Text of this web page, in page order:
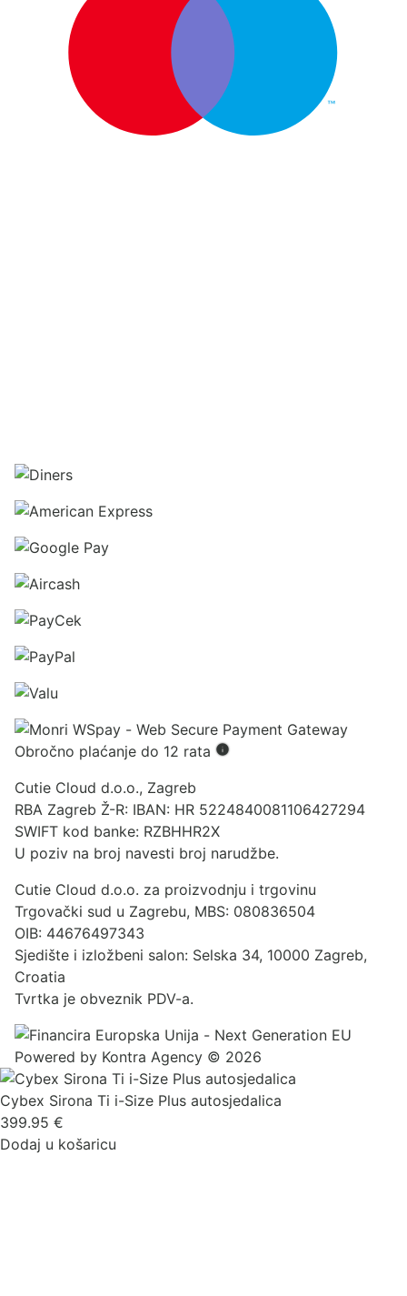
Obročno plaćanje do 12 rata
Cutie Cloud d.o.o., Zagreb
RBA Zagreb Ž-R: IBAN: HR 5224840081106427294
SWIFT kod banke: RZBHHR2X
U poziv na broj navesti broj narudžbe.
Cutie Cloud d.o.o. za proizvodnju i trgovinu
Trgovački sud u Zagrebu, MBS: 080836504
OIB: 44676497343
Sjedište i izložbeni salon: Selska 34, 10000 Zagreb,
Croatia
Tvrtka je obveznik PDV-a.
Powered by Kontra Agency © 2026
Cybex Sirona Ti i-Size Plus autosjedalica
399.95 €
Dodaj u košaricu